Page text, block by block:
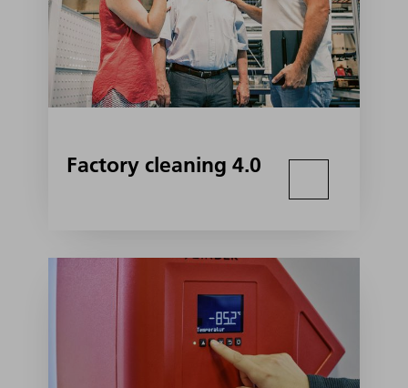
Factory cleaning 4.0